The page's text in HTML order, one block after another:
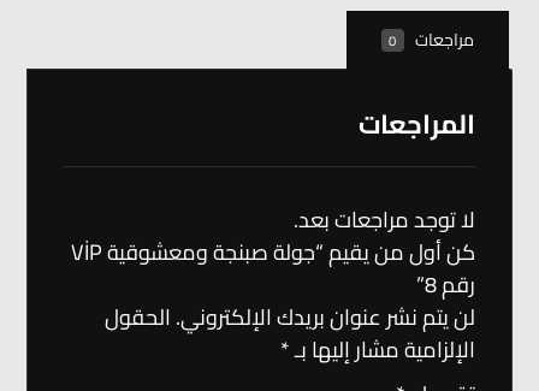
مراجعات 0
المراجعات
لا توجد مراجعات بعد.
كن أول من يقيم “جولة صبنجة ومعشوقية VİP
رقم 8”
لن يتم نشر عنوان بريدك الإلكتروني.الحقول
الإلزامية مشار إليها بـ*